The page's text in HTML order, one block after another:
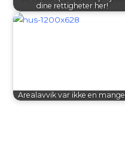
dine rettigheter her!
Arealavvik var ikke en mangel